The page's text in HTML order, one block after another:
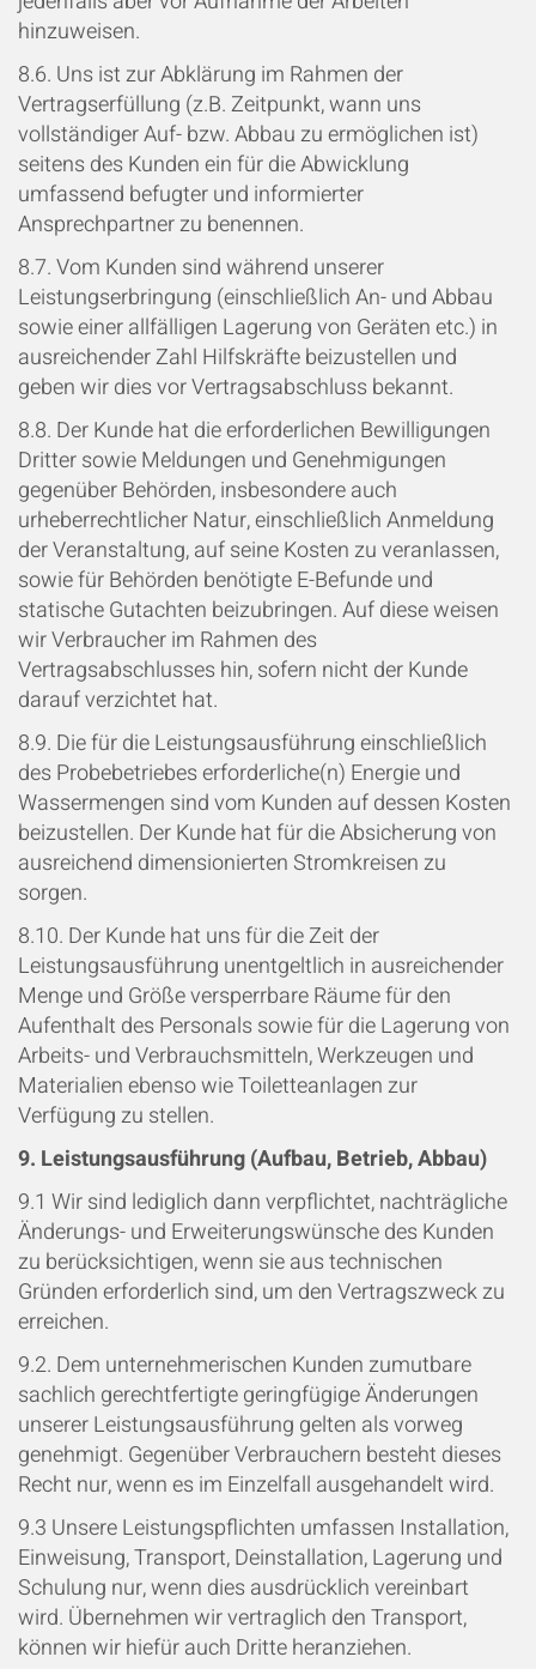
hinzuweisen.
8.6. Uns ist zur Abklärung im Rahmen der
Vertragserfüllung (z.B.Zeitpunkt, wann uns
vollständiger Auf- bzw. Abbau zu ermöglichen ist)
seitens des Kunden ein für die Abwicklung
umfassend befugter und informierter
Ansprechpartner zu benennen.
8.7. Vom Kunden sind während unserer
Leistungserbringung (einschließlich An- und Abbau
sowie einer allfälligen Lagerung von Geräten etc.) in
ausreichender Zahl Hilfskräfte beizustellen und
geben wir dies vor Vertragsabschluss bekannt.
8.8. Der Kunde hat die erforderlichen Bewilligungen
Dritter sowie Meldungen und Genehmigungen
gegenüber Behörden, insbesondere auch
urheberrechtlicher Natur, einschließlich Anmeldung
der Veranstaltung, auf seine Kosten zu veranlassen,
sowie für Behörden benötigte E-Befunde und
statische Gutachten beizubringen. Auf diese weisen
wir Verbraucher im Rahmen des
Vertragsabschlusses hin, sofern nicht der Kunde
darauf verzichtet hat.
8.9. Die für die Leistungsausführung einschließlich
des Probebetriebes erforderliche(n) Energie und
Wassermengen sind vom Kunden auf dessen Kosten
beizustellen. Der Kunde hat für dieAbsicherung von
ausreichend dimensionierten Stromkreisen zu
sorgen.
8.10. Der Kunde hat uns für die Zeit der
Leistungsausführung unentgeltlich in ausreichender
Menge und Größe versperrbare Räume für den
Aufenthalt des Personals sowie für die Lagerung von
Arbeits- und Verbrauchsmitteln, Werkzeugen und
Materialien ebenso wie Toiletteanlagen zur
Verfügung zu stellen.
9. Leistungsausführung (Aufbau, Betrieb, Abbau)
9.1 Wir sind lediglich dann verpflichtet, nachträgliche
Änderungs- und Erweiterungswünsche des Kunden
zu berücksichtigen, wenn sie aus technischen
Gründen erforderlich sind, um den Vertragszweck zu
erreichen.
9.2. Dem unternehmerischen Kunden zumutbare
sachlich gerechtfertigte geringfügige Änderungen
unserer Leistungsausführung gelten als vorweg
genehmigt. Gegenüber Verbrauchern besteht dieses
Recht nur, wenn es im Einzelfall ausgehandelt wird.
9.3 Unsere Leistungspflichten umfassen Installation,
Einweisung, Transport, Deinstallation, Lagerung und
Schulung nur, wenn dies ausdrücklich vereinbart
wird. Übernehmen wir vertraglich den Transport,
können wir hiefür auch Dritte heranziehen.